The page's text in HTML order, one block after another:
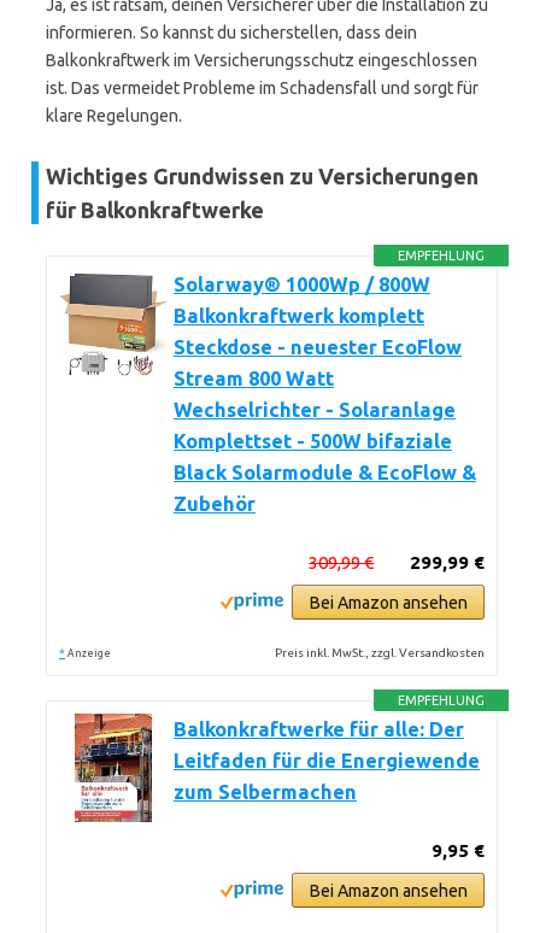
Ja, es ist ratsam, deinen Versicherer über die Installation zu
informieren. So kannst du sicherstellen, dass dein
Balkonkraftwerk im Versicherungsschutz eingeschlossen
ist. Das vermeidet Probleme im Schadensfall und sorgt für
klare Regelungen.
Wichtiges Grundwissen zu Versicherungen
für Balkonkraftwerke
EMPFEHLUNG
Solarway® 1000Wp / 800W
Balkonkraftwerk komplett
Steckdose - neuester EcoFlow
Stream 800 Watt
Wechselrichter - Solaranlage
Komplettset - 500W bifaziale
Black Solarmodule & EcoFlow &
Zubehör
299,99 €
309,99 €
Bei Amazon ansehen
* Anzeige Preis inkl. MwSt., zzgl. Versandkosten
EMPFEHLUNG
Balkonkraftwerke für alle: Der
Leitfaden für die Energiewende
zum Selbermachen
9,95 €
Bei Amazon ansehen